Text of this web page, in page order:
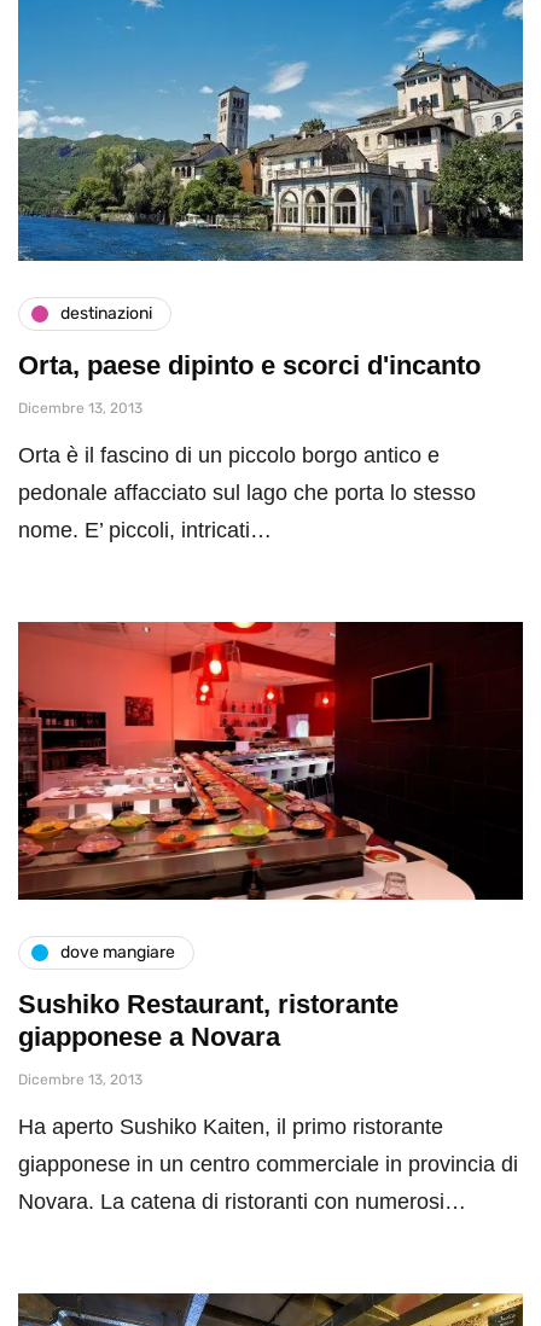
destinazioni
Orta, paese dipinto e scorci d'incanto
Dicembre 13, 2013
Orta è il fascino di un piccolo borgo antico e
pedonale affacciato sul lago che porta lo stesso
nome. E’ piccoli, intricati…
dove mangiare
Sushiko Restaurant, ristorante
giapponese a Novara
Dicembre 13, 2013
Ha aperto Sushiko Kaiten, il primo ristorante
giapponese in un centro commerciale in provincia di
Novara. La catena di ristoranti con numerosi…